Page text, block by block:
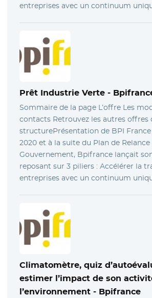
entreprises avec un continuum
Prêt Industrie Verte -
Sommaire de la page L’offre Les
contacts Retrouvez les autres offres
structurePrésentation de BPI
2020 et à la suite du Plan de
Gouvernement, Bpifrance lançait
reposant sur 3 piliers : Accélérer la
entreprises avec un continuum
Climatomètre, quiz
estimer l’impact de son
l’environnement - Bpifrance